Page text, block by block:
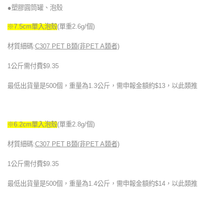
●塑膠圓筒罐、泡殼
※7.5cm單入泡殼(單重2.6g/個)
材質細碼:C307 PET B類(非PET A類者)
1公斤需付費$9.35
最低出貨量是500個，重量為1.3公斤，需申報金額約$13，以此類推
※6.2cm單入泡殼(單重2.8g/個)
材質細碼:C307 PET B類(非PET A類者)
1公斤需付費$9.35
最低出貨量是500個，重量為1.4公斤，需申報金額約$14，以此類推